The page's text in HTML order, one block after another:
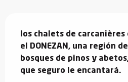
los chalets de
el DONEZAN, una región
bosques de pinos y
que seguro le encantará.